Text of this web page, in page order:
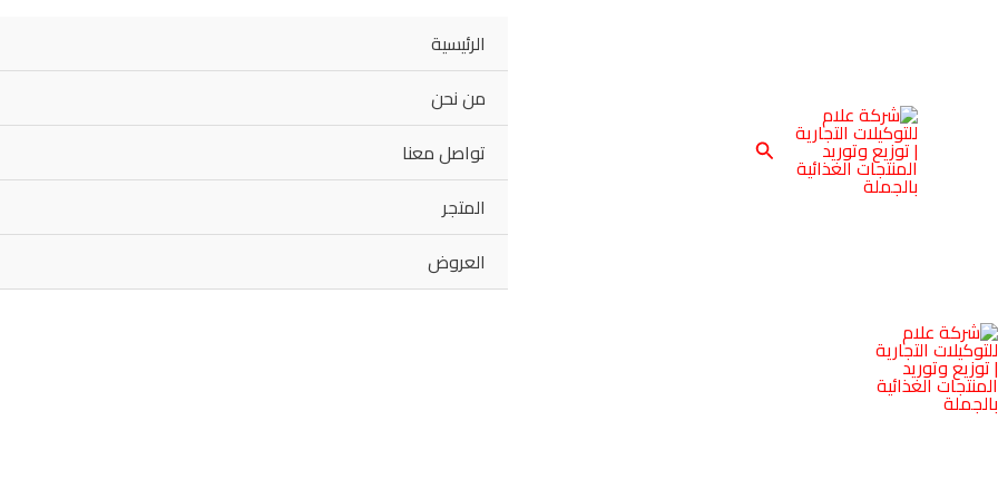
البحث
الرئيسية
من نحن
تواصل معنا
المتجر
العروض